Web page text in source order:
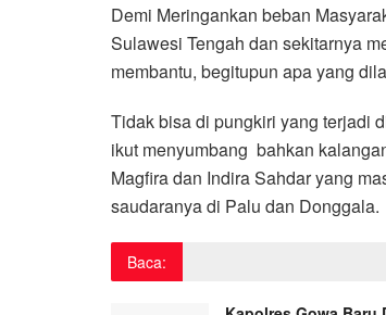
Demi Meringankan beban
Sulawesi Tengah dan sekitarnya
membantu, begitupun apa yang
Tidak bisa di pungkiri yang terjadi
ikut menyumbang bahkan
Magfira dan Indira Sahdar yang
saudaranya di Palu dan Donggala.
Baca: